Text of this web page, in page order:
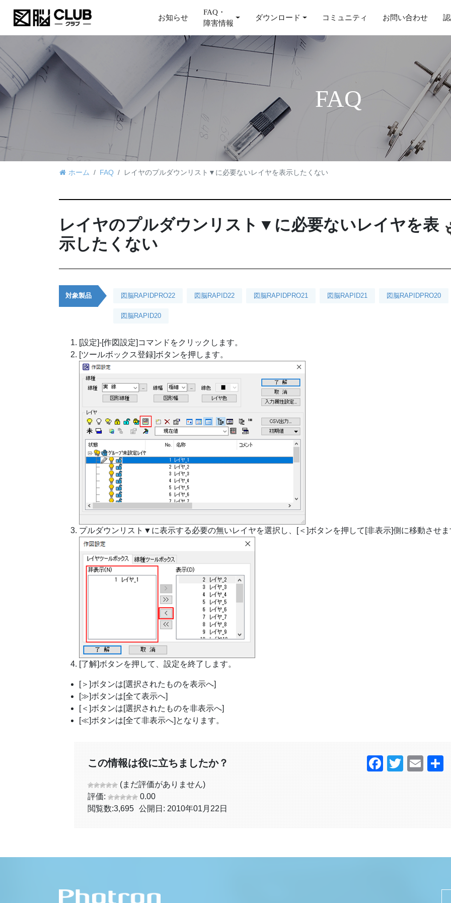
お知らせ
FAQ・
障害情報
ダウンロード コミュニティ お問い合わせ
FAQ
ホーム FAQ レイヤのプルダウンリスト▼に必要ないレイヤを表示したくない
レイヤのプルダウンリスト▼に必要ないレイヤを表
示したくない
対象製品 図脳RAPIDPRO22 図脳RAPID22 図脳RAPIDPRO21 図脳RAPID21 図脳RAPIDPRO20
図脳RAPID20
[設定]-[作図設定]コマンドをクリックします。
[ツールボックス登録]ボタンを押します。
プルダウンリスト▼に表示する必要の無いレイヤを選択し、[＜]ボタンを押して[非表示]側に移動させ
[了解]ボタンを押して、設定を終了します。
[＞]ボタンは[選択されたものを表示へ]
[≫]ボタンは[全て表示へ]
[＜]ボタンは[選択されたものを非表示へ]
[≪]ボタンは[全て非表示へ]となります。
この情報は役に立ちましたか？
(まだ評価がありません)
評価:
0.00
閲覧数:3,695 公開日: 2010年01月22日
Twitter